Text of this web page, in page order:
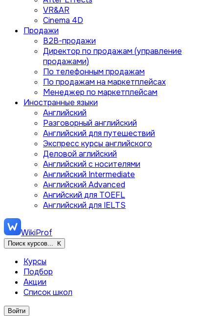
VR&AR
Cinema 4D
Продажи
B2B-продажи
Директор по продажам (управление
продажами)
По телефонным продажам
По продажам на маркетплейсах
Менеджер по маркетплейсам
Иностранные языки
Английский
Разговорный английский
Английский для путешествий
Экспресс курсы английского
Деловой аглийский
Английский с носителями
Английский Intermediate
Английский Advanced
Ангийский для TOEFL
Английский для IELTS
WikiProf
Поиск курсов... K
Курсы
Подбор
Акции
Список школ
Войти